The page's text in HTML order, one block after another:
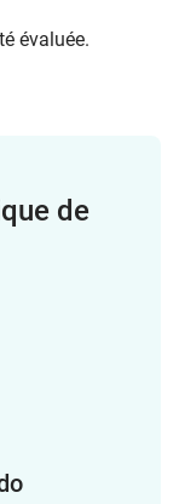
évaluée.
de